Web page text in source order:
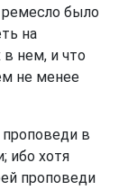
ремесло было
на
нем, и что
не менее
в
ибо хотя
проповеди